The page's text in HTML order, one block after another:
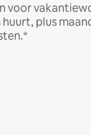
voor
plus